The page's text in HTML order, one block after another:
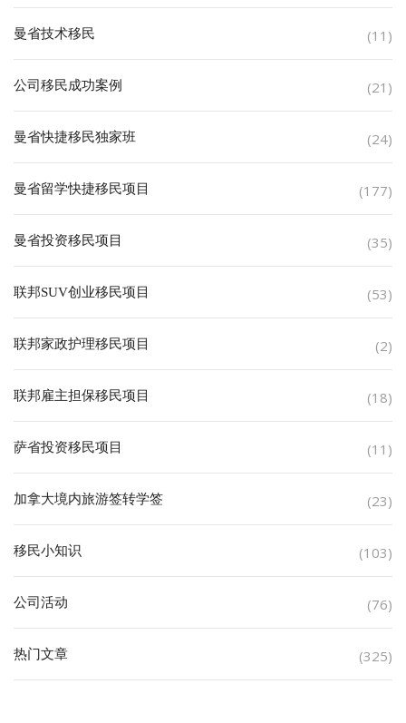
曼省技术移民 (11)
公司移民成功案例 (21)
曼省快捷移民独家班 (24)
曼省留学快捷移民项目 (177)
曼省投资移民项目 (35)
联邦SUV创业移民项目 (53)
联邦家政护理移民项目 (2)
联邦雇主担保移民项目 (18)
萨省投资移民项目 (11)
加拿大境内旅游签转学签 (23)
移民小知识 (103)
公司活动 (76)
热门文章 (325)